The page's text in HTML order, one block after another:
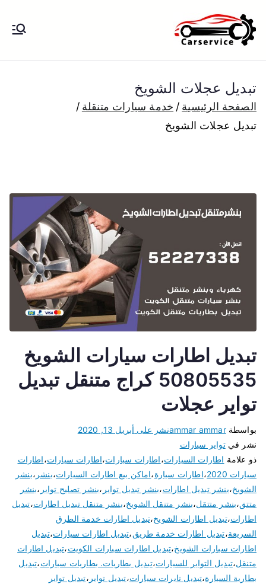
إلى
المحتوى
الكويت
بنشر متنقل الكويت كهرباء وبنشر تبديل
بارخص الاسعار
تبديل عجلات الشويخ
الصفحة الرئيسية
خدمة سيارات متنقلة
تبديل عجلات الشويخ
تبديل اطارات سيارات الشويخ
50805535 كراج متنقل تبديل
تواير عجلات
بواسطةammar ammarنشر على أبريل 13, 2020
نشر فيتواير سيارات
ذو علامة اطارات السيارات،اطارات سبارات،اطارات سيارات،اطارات
سيارات 2020
،اطارات سيارة،اماكن بيع اطارات السيارات،بنشر ،بنشر
الشويخ،بنشر تبديل اطارات،بنشر تبديل تواير ،بنشر تصليح تواير ،بنشر
متتق،بنشر متتقل،بنشر متنقل الشويخ،بنشر متنقل تبديل اطارات،تبديل
اطارات،تبديل اطارات الشويخ،تبديل اطارات خدمة الطرق
السريعة،تبديل اطارات خدمة طريق،تبديل اطارات سيارات،تبديل
اطارات سيارات الشويخ،تبديل اطارات سيارات الكويت،تبديل اطارات
متنقل،تبديل التواير للسيارات،تبديل بطاريات. بطاريات سيارات،تبديل
بطارية السيارة،تبديل تايرات سيارات،تبديل تواير ،تبديل تواير